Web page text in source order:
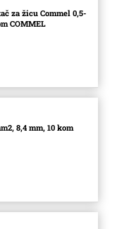
za žicu Commel 0,5-
COMMEL
8,4 mm, 10 kom